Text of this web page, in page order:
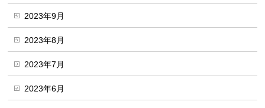
2023年9月
2023年8月
2023年7月
2023年6月